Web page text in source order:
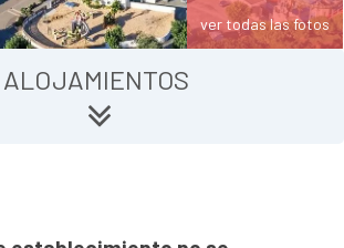
ver todas las fotos
ALOJAMIENTOS